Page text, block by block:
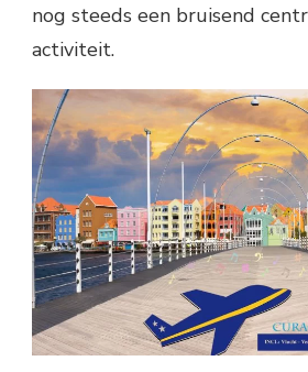
nog steeds een bruisend
activiteit.